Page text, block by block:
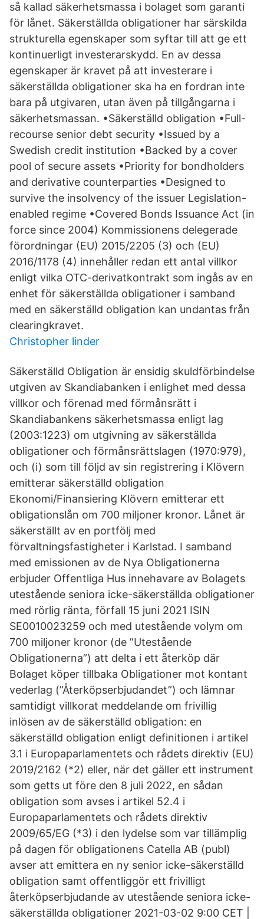
så kallad säkerhetsmassa i bolaget som garanti
för lånet. Säkerställda obligationer har särskilda
strukturella egenskaper som syftar till att ge ett
kontinuerligt investerarskydd. En av dessa
egenskaper är kravet på att investerare i
säkerställda obligationer ska ha en fordran inte
bara på utgivaren, utan även på tillgångarna i
säkerhetsmassan. •Säkerställd obligation •Full-
recourse senior debt security •Issued by a
Swedish credit institution •Backed by a cover
pool of secure assets •Priority for bondholders
and derivative counterparties •Designed to
survive the insolvency of the issuer Legislation-
enabled regime •Covered Bonds Issuance Act (in
force since 2004) Kommissionens delegerade
förordningar (EU) 2015/2205 (3) och (EU)
2016/1178 (4) innehåller redan ett antal villkor
enligt vilka OTC-derivatkontrakt som ingås av en
enhet för säkerställda obligationer i samband
med en säkerställd obligation kan undantas från
clearingkravet.
Christopher linder
Säkerställd Obligation är ensidig skuldförbindelse
utgiven av Skandiabanken i enlighet med dessa
villkor och förenad med förmånsrätt i
Skandiabankens säkerhetsmassa enligt lag
(2003:1223) om utgivning av säkerställda
obligationer och förmånsrättslagen (1970:979),
och (i) som till följd av sin registrering i Klövern
emitterar säkerställd obligation
Ekonomi/Finansiering Klövern emitterar ett
obligationslån om 700 miljoner kronor. Lånet är
säkerställt av en portfölj med
förvaltningsfastigheter i Karlstad. I samband
med emissionen av de Nya Obligationerna
erbjuder Offentliga Hus innehavare av Bolagets
utestående seniora icke-säkerställda obligationer
med rörlig ränta, förfall 15 juni 2021 ISIN
SE0010023259 och med utestående volym om
700 miljoner kronor (de ”Utestående
Obligationerna”) att delta i ett återköp där
Bolaget köper tillbaka Obligationer mot kontant
vederlag (”Återköpserbjudandet”) och lämnar
samtidigt villkorat meddelande om frivillig
inlösen av de säkerställd obligation: en
säkerställd obligation enligt definitionen i artikel
3.1 i Europaparlamentets och rådets direktiv (EU)
2019/2162 (*2) eller, när det gäller ett instrument
som getts ut före den 8 juli 2022, en sådan
obligation som avses i artikel 52.4 i
Europaparlamentets och rådets direktiv
2009/65/EG (*3) i den lydelse som var tillämplig
på dagen för obligationens Catella AB (publ)
avser att emittera en ny senior icke-säkerställd
obligation samt offentliggör ett frivilligt
återköpserbjudande av utestående seniora icke-
säkerställda obligationer 2021-03-02 9:00 CET |